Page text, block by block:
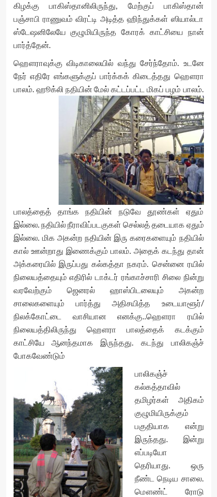
கிழக்கு பாகிஸ்தானிலிருந்து, மேற்குப் பாகிஸ்தான்
பஞ்சாபி ராணுவம் விரட்டி அடித்த ஹிந்துக்கள் ஸியால்டா
ஸ்டேஷனிலேயே குழுமியிருந்த கோரக் காட்சியை நான்
பார்த்தேன்.
ஹௌராவுக்கு விடிகாலையில் வந்து சேர்ந்தோம். உடனே
நேர் எதிரே எங்களுக்குப் பார்க்கக் கிடைத்தது ஹௌரா
பாலம். ஹூக்லி நதியின் மேல்கட்டப்பட்ட மிகப் பழம் பாலம்.
பாலத்தைத் தாங்க நதியின் நடுவே தூண்கள் ஏதும்
இல்லை. நதியில் நீராவிப்படகுகள் செல்லத் தடையாக ஏதும்
இல்லை. மிக அகன்ற நதியின் இரு கரைகளையும் நதியில்
கால் ஊன்றாது இணைக்கும் பாலம். அதைக் கடந்து தான்
அக்கரையில் இருப்பது கல்கத்தா நகரம். சென்னை ரயில்
நிலையத்தையும் எதிரில் டாக்டர் ரங்காச்சாரி சிலை நின்று
வரவேற்கும் ஜெனரல் ஹாஸ்பிடலையும் அகன்ற
சாலைகளையும் பார்த்து அதிசயித்த உடையாளூர்/
நிலக்கோட்டை வாசியான எனக்கு..ஹௌரா ரயில்
நிலையத்திலிருந்து ஹௌரா பாலத்தைக் கடக்கும்
காட்சியே ஆனந்தமாக இருந்தது. கடந்து பாலிகஞ்ச்
போகவேண்டும்
பாலிகஞ்ச்
கல்கத்தாவில்
தமிழர்கள் அதிகம்
குழுமியிருக்கும்
பகுதியாக என்று
இருந்தது. இன்று
எப்படியோ
தெரியாது. ஒரு
நீண்ட நெடிய சாலை.
மௌண்ட் ரோடு